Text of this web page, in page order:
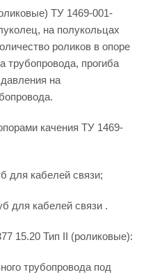
ТУ 1469-001-
на полукольцах
роликов в опоре
трубопровода, прогиба
на
качения ТУ 1469-
для кабелей связи;
для кабелей связи .
15.20 Тип II (роликовые):
трубопровода под